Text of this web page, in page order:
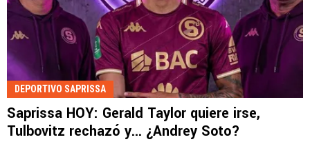
DEPORTIVO SAPRISSA
Saprissa HOY: Gerald Taylor quiere irse,
Tulbovitz rechazó y... ¿Andrey Soto?